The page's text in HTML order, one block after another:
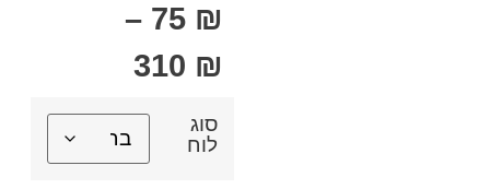
75 ₪
–
310 ₪
סוג
לוח